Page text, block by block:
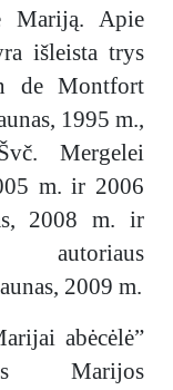
Mariją. Apie
išleista trys
de Montfort
1995 m.,
Mergelei
m. ir 2006
2008 m. ir
2009 m.
abėcėlė”
Marijos